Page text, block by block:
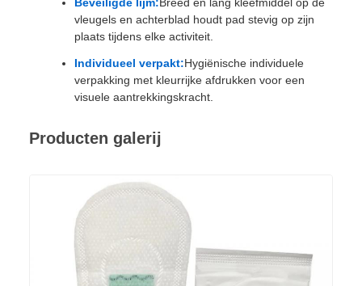
vleugels en achterblad houdt pad stevig op zijn
plaats tijdens elke activiteit.
Individueel verpakt:Hygiënische individuele
verpakking met kleurrijke afdrukken voor een
visuele aantrekkingskracht.
Producten galerij